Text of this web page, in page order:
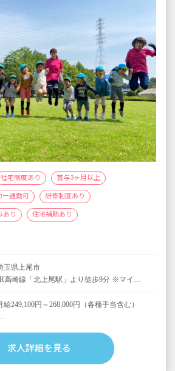
社宅制度あり 賞与3ヶ月以上
ー通勤可 研修制度あり
あり 住宅補助あり
玉県上尾市
高崎線「北上尾駅」より徒歩9分 ※マイカ
給249,100円～268,000円（各種手当含む）
賞与年2回（※当法人運営園実績3カ月）
昇給年1回（※当法人運営園実績3,000円～
円）
求人詳細を見る